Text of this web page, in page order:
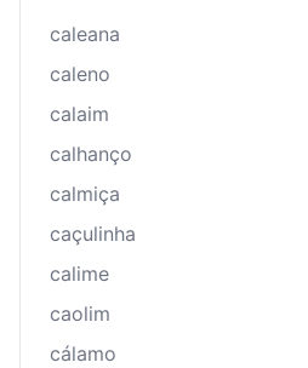
caleana
caleno
calaim
calhanço
calmiça
caçulinha
calime
caolim
cálamo